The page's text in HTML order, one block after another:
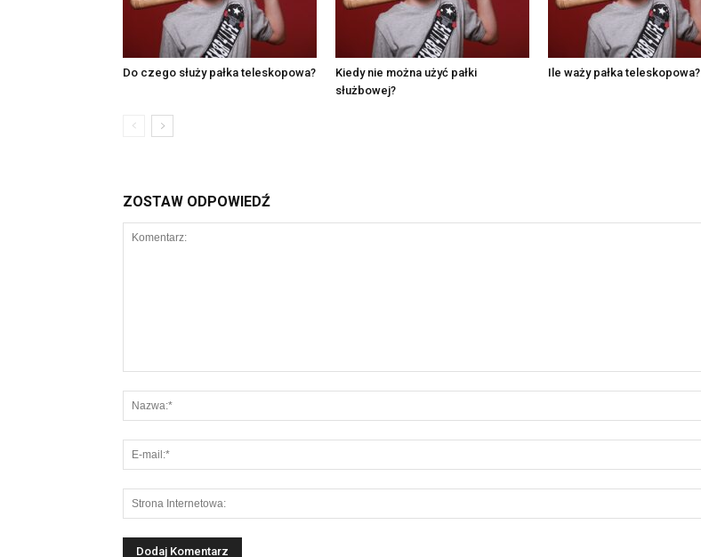
Do czego służy pałka teleskopowa?
Kiedy nie można użyć pałki
służbowej?
Ile waży pałka teleskopowa?
ZOSTAW ODPOWIEDŹ